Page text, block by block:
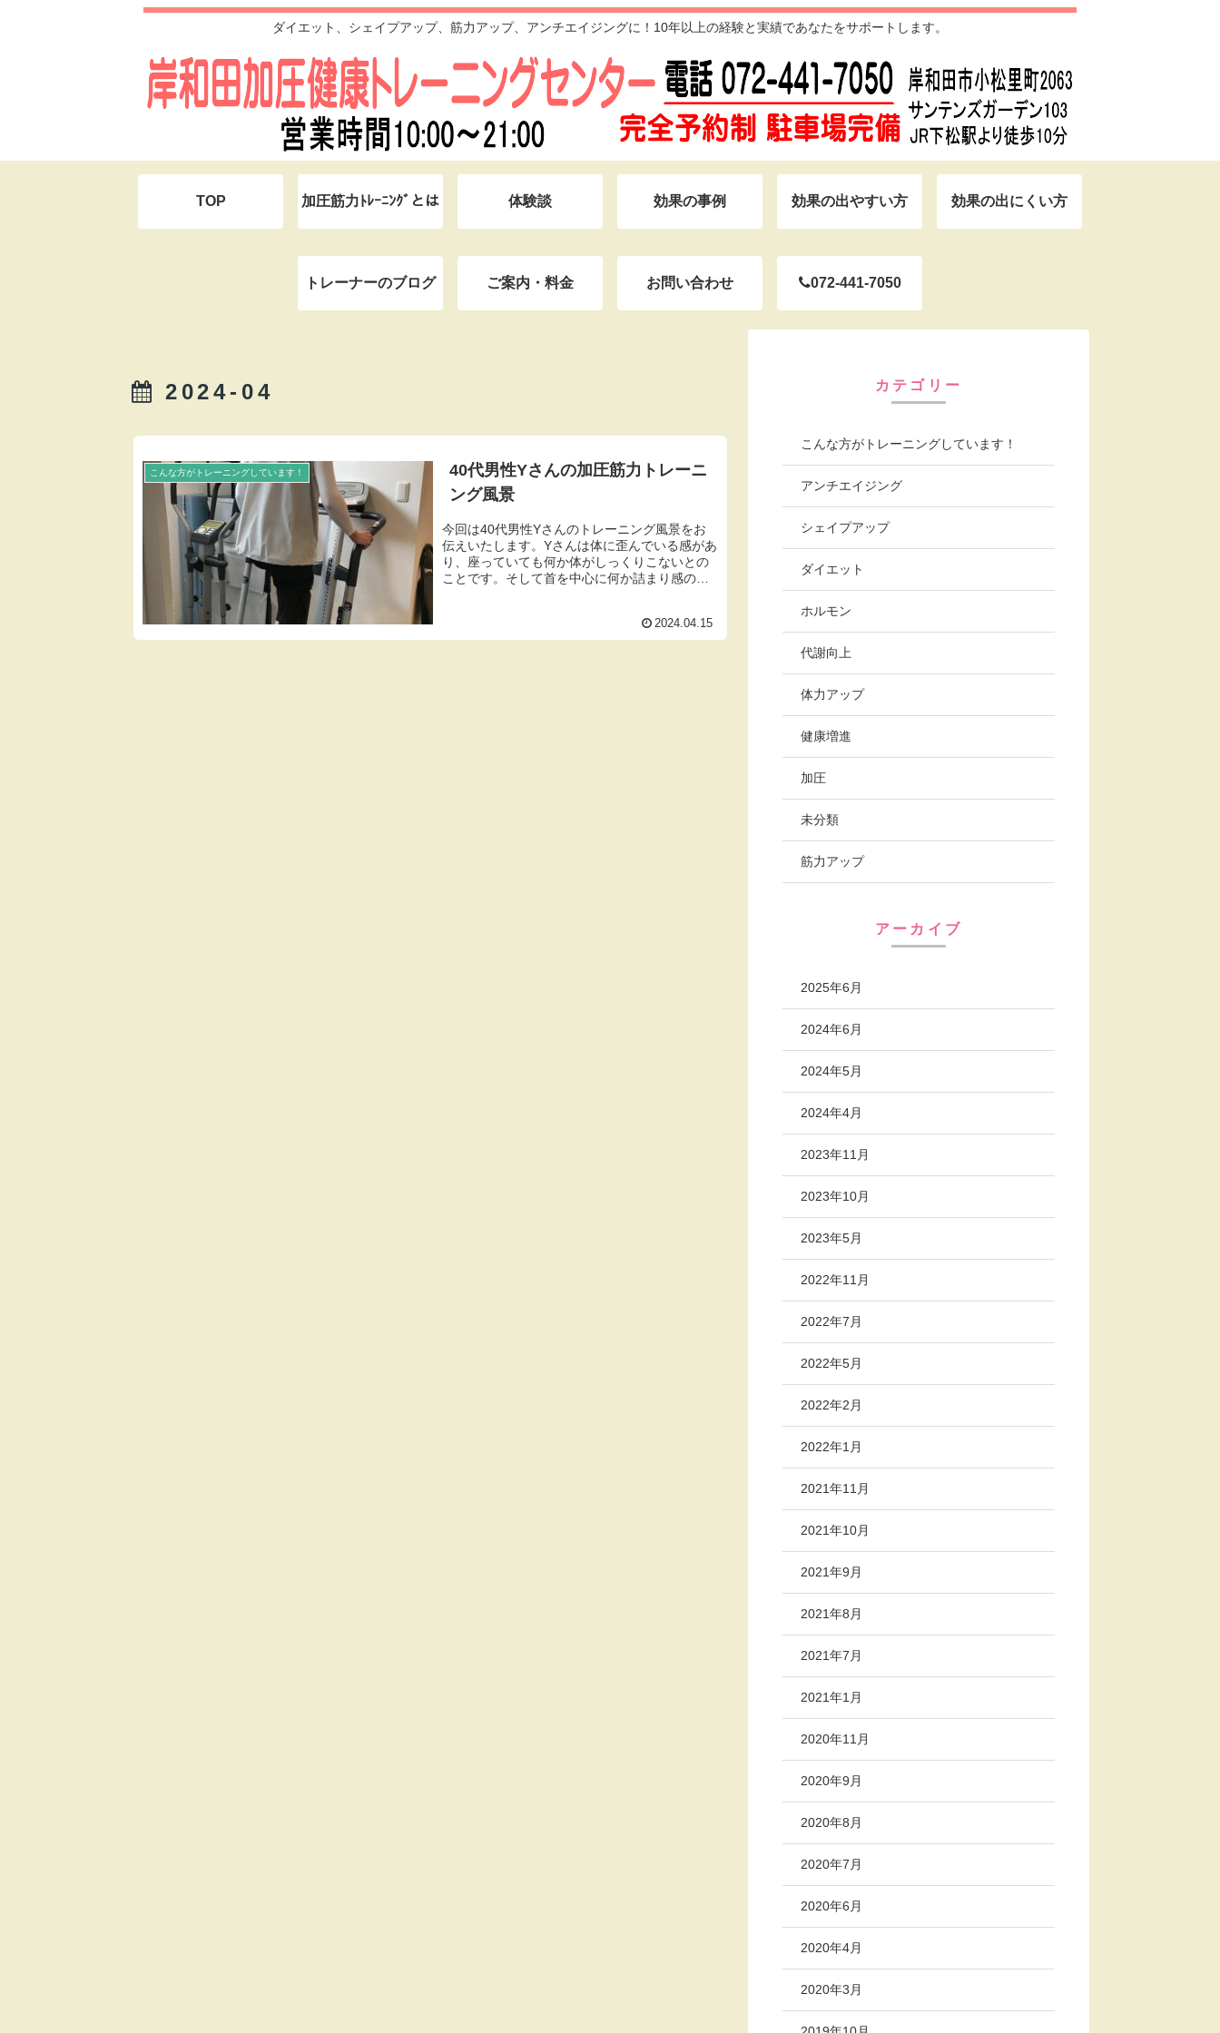
ダイエット、シェイプアップ、筋力アップ、アンチエイジングに！10年以上の経験と実績であなたをサポートします。
TOP 加圧筋力ﾄﾚｰﾆﾝｸﾞとは 体験談 効果の事例 効果の出やすい方 効果の出にくい方
トレーナーのブログ ご案内・料金 お問い合わせ 072-441-7050
2024-04
こんな方がトレーニングしています！
40代男性Yさんの加圧筋力トレーニ
ング風景
今回は40代男性Yさんのトレーニング風景をお
伝えいたします。Yさんは体に歪んでいる感があ
り、座っていても何か体がしっくりこないとの
ことです。そして首を中心に何か詰まり感のよ
2024.04.15
カテゴリー
こんな方がトレーニングしています！
アンチエイジング
シェイプアップ
ダイエット
ホルモン
代謝向上
体力アップ
健康増進
加圧
未分類
筋力アップ
アーカイブ
2025年6月
2024年6月
2024年5月
2024年4月
2023年11月
2023年10月
2023年5月
2022年11月
2022年7月
2022年5月
2022年2月
2022年1月
2021年11月
2021年10月
2021年9月
2021年8月
2021年7月
2021年1月
2020年11月
2020年9月
2020年8月
2020年7月
2020年6月
2020年4月
2020年3月